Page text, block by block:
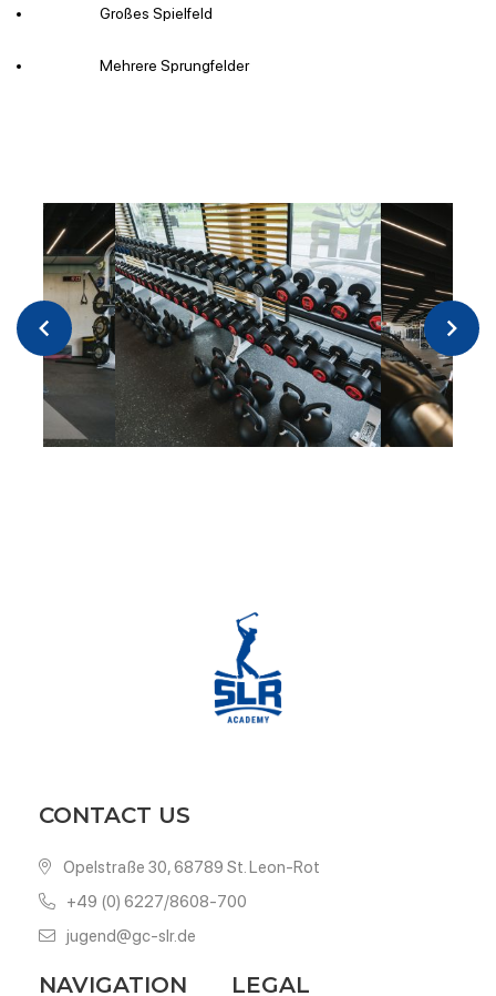
Großes Spielfeld
Mehrere Sprungfelder
CONTACT US
Opelstraße 30, 68789 St. Leon-Rot
+49 (0) 6227/8608-700
jugend@gc-slr.de
NAVIGATION LEGAL